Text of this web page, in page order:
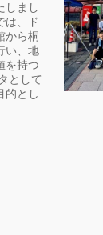
しまし
は、ド
から桐
い、地
を持つ
として
的とし